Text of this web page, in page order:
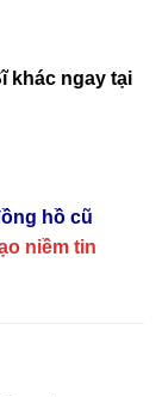
khác ngay tại
hồ cũ
niềm tin